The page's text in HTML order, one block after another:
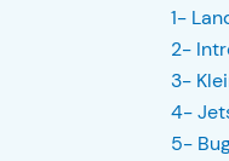
1-
2-
3-
4-
5-